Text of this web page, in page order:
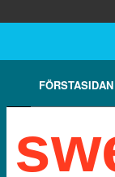
FÖRSTASIDAN